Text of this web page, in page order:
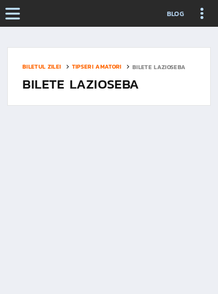
BLOG
BILETUL ZILEI TIPSERI AMATORI BILETE LAZIOSEBA
BILETE LAZIOSEBA